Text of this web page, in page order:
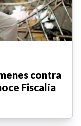
contra
Fiscalía